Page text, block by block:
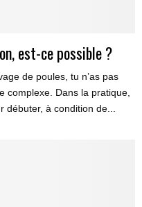
est-ce possible ?
de poules, tu n’as pas
complexe. Dans la pratique,
à condition de...